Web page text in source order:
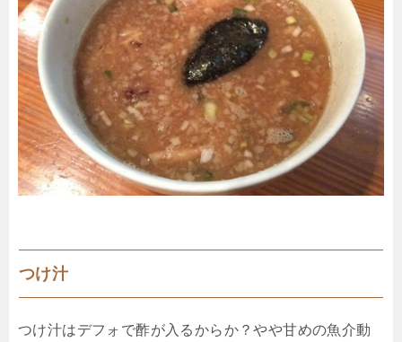
つけ汁
つけ汁はデフォで酢が入るからか？やや甘めの魚介動